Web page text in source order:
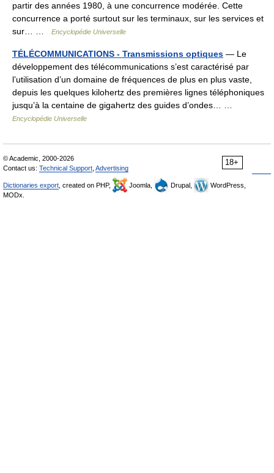
partir des années 1980, à une concurrence modérée. Cette
concurrence a porté surtout sur les terminaux, sur les services et
sur… …
Encyclopédie Universelle
TÉLÉCOMMUNICATIONS - Transmissions optiques — Le
développement des télécommunications s’est caractérisé par
l’utilisation d’un domaine de fréquences de plus en plus vaste,
depuis les quelques kilohertz des premières lignes téléphoniques
jusqu’à la centaine de gigahertz des guides d’ondes… …
Encyclopédie Universelle
18+
© Academic, 2000-2026
Contact us: Technical Support Advertising
Dictionaries export , created on PHP, Joomla, Drupal,
WordPress,
MODx.